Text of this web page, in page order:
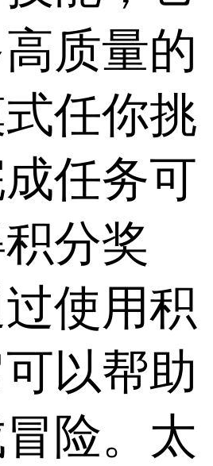
质量的
任你挑
任务可
分奖
使用积
以帮助
险。太